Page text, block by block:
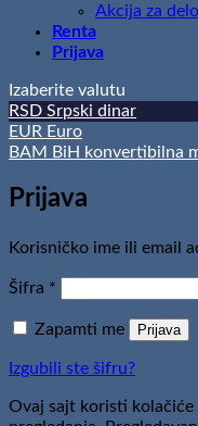
Akcija za
Renta
Prijava
Izaberite valutu
RSD Srpski dinar
EUR Euro
BAM BiH konvertibilna
Prijava
Korisničko ime ili email
Šifra *
Zapamti me Prijava
Izgubili ste šifru?
Ovaj sajt koristi